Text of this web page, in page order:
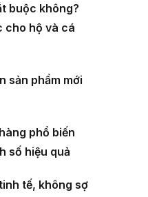
buộc không?
cho hộ và cá
sản phẩm mới
phổ biến
số hiệu quả
tế, không sợ